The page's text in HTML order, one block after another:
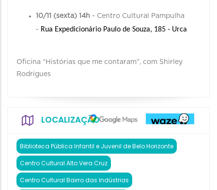
10/11 (sexta) 14h - Centro Cultural Pampulha
- Rua Expedicionário Paulo de Souza, 185 - Urca
Oficina “Histórias que me contaram”, com Shirley
Rodrigues
LOCALIZAÇÃO
Biblioteca Pública Infantil e Juvenil de Belo Horizonte
Centro Cultural Alto Vera Cruz
Centro Cultural Bairro das Indústrias